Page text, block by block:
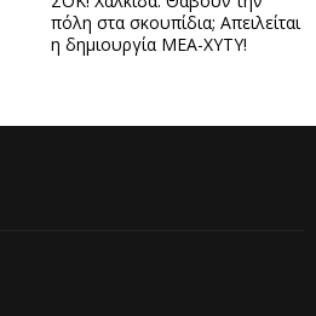
πόλη στα σκουπίδια; Απειλείται
η δημιουργία ΜΕΑ-ΧΥΤΥ!